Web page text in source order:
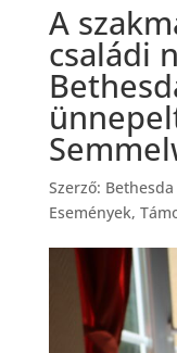
A
családi
Szerző:
Események,